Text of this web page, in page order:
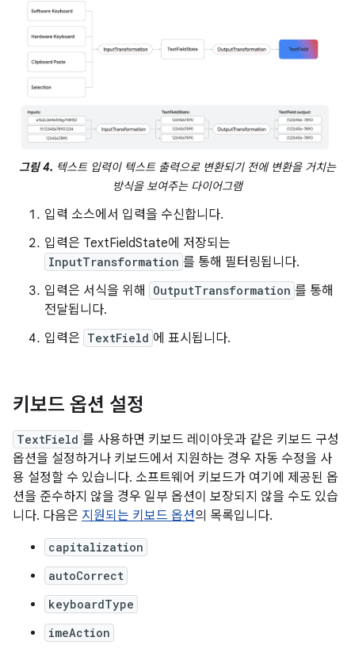
그림 4. 텍스트 입력이 텍스트 출력으로 변환되기 전에 변환을 거치는
방식을 보여주는 다이어그램
입력 소스에서 입력을 수신합니다.
입력은 TextFieldState에 저장되는
InputTransformation 를 통해 필터링됩니다.
입력은 서식을 위해
OutputTransformation 를 통해
전달됩니다.
입력은 TextField 에 표시됩니다.
키보드 옵션 설정
TextField 를 사용하면 키보드 레이아웃과 같은 키보드 구성
옵션을 설정하거나 키보드에서 지원하는 경우 자동 수정을 사
용 설정할 수 있습니다. 소프트웨어 키보드가 여기에 제공된 옵
션을 준수하지 않을 경우 일부 옵션이 보장되지 않을 수도 있습
니다. 다음은 지원되는 키보드 옵션의 목록입니다.
capitalization
autoCorrect
keyboardType
imeAction